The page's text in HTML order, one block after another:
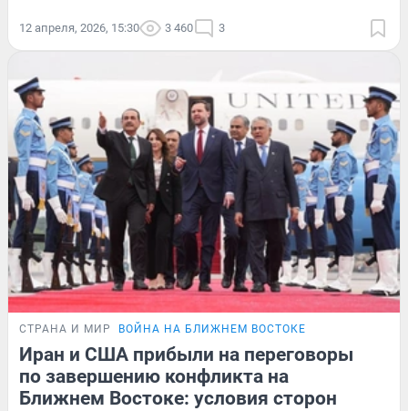
12 апреля, 2026, 15:30 3 460 3
СТРАНА И МИР ВОЙНА НА БЛИЖНЕМ ВОСТОКЕ
Иран и США прибыли на переговоры
по завершению конфликта на
Ближнем Востоке: условия сторон